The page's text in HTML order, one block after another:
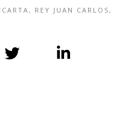
, REY JUAN CARLOS ,